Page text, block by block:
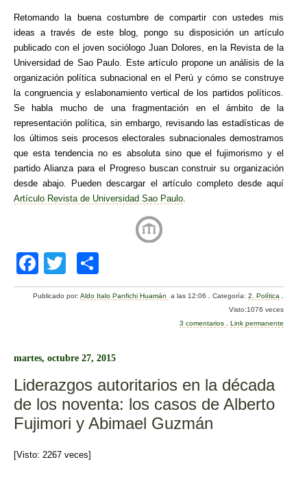
Retomando la buena costumbre de compartir con ustedes mis
ideas a través de este blog, pongo su disposición un artículo
publicado con el joven sociólogo Juan Dolores, en la Revista de la
Universidad de Sao Paulo. Este artículo propone un análisis de la
organización política subnacional en el Perú y cómo se construye
la congruencia y eslabonamiento vertical de los partidos políticos.
Se habla mucho de una fragmentación en el ámbito de la
representación política, sin embargo, revisando las estadísticas de
los últimos seis procesos electorales subnacionales demostramos
que esta tendencia no es absoluta sino que el fujimorismo y el
partido Alianza para el Progreso buscan construir su organización
desde abajo. Pueden descargar el artículo completo desde aquí
Artículo Revista de Universidad Sao Paulo.
F
a
b
o
k
wi
tt
o
m
ar
Publicado por:Aldo Italo Panfichi Huamán a las 12:06 .Categoría:2. Política
Visto:1076 veces
3 comentarios
Link permanente
martes, octubre 27, 2015
Liderazgos autoritarios en la década
de los noventa: los casos de Alberto
Fujimori y Abimael Guzmán
[Visto: 2267 veces]